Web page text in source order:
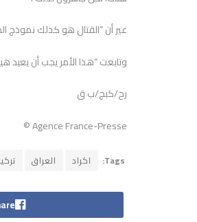
غير أن “القتال هو كذلك نموذج
وتابعت “هذا الأمر يجب أن يعيد
رح/كبج/ب ق
Agence France-Presse ©
Tags: اكراد العراق تركيا